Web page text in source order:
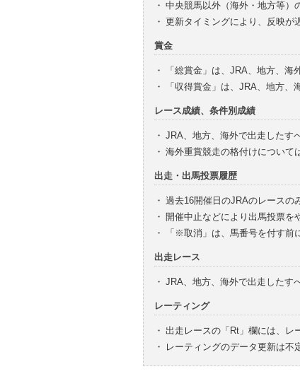
・ 中央競馬以外（海外・地方等）
・ 更新タイミングにより、反映が
賞金
・
「総賞金」は、JRA、地方、海
・
「収得賞金」は、JRA、地方
レース成績、条件別成績
・ JRA、地方、海外で出走したす
・ 海外重賞競走の格付けについて
出走・出馬投票履歴
・ 過去16開催日のJRAのレースの
・ 開催中止などにより出馬投票を
・
「※取消」は、馬番号を付す前
出走レース
・ JRA、地方、海外で出走したす
レーティング
・ 出走レースの「Rt」欄には、レ
・
レーティングのデータ更新は不